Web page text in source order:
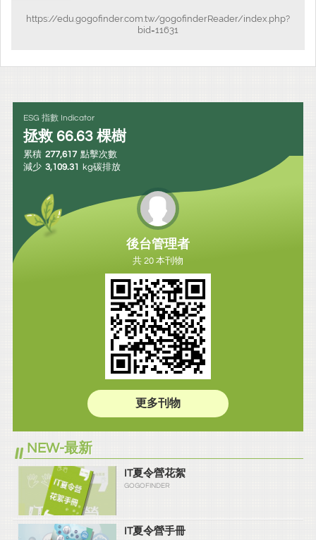
https://edu.gogofinder.com.tw/gogofinderReader/index.php?
bid=11631
ESG 指數 Indicator
拯救 66.63 棵樹
累積 277,617 點擊次數
減少 3,109.31 kg碳排放
後台管理者
共 20 本刊物
更多刊物
NEW-最新
IT夏令營花絮
GOGOFINDER
IT夏令營手冊